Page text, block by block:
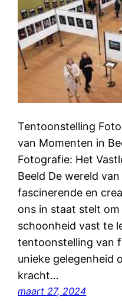
Tentoonstelling
van Momenten in
Fotografie: Het
Beeld De wereld
fascinerende en
ons in staat stelt
schoonheid vast te
tentoonstelling van
unieke gelegenheid
kracht…
maart 27, 2024